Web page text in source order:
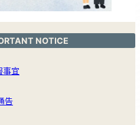
NOTICE
事宜
告